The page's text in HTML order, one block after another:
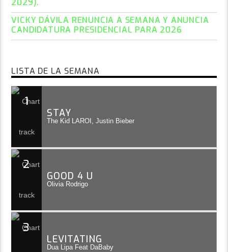
2029).
VICKY DÁVILA RENUNCIA A SEMANA Y ANUNCIA
CANDIDATURA PRESIDENCIAL PARA 2026
LISTA DE LA SEMANA
1
STAY
The Kid LAROI, Justin Bieber
2
GOOD 4 U
Olivia Rodrigo
3
LEVITATING
Dua Lipa Feat DaBaby